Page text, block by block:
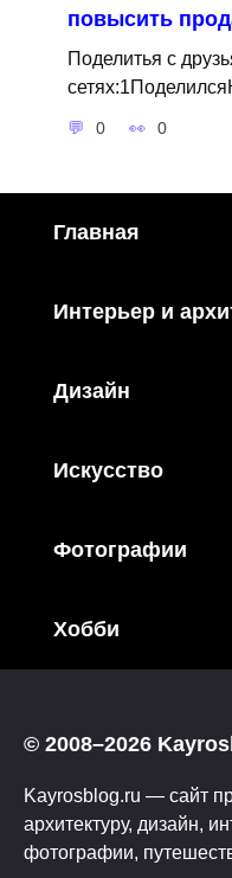
повысить
Поделитья с
0 0
Главная
Интерьер и
Дизайн
Искусство
Фотографии
Хобби
© 2008–2026
Kayrosblog.ru — сайт
архитектуру, дизайн,
фотографии,